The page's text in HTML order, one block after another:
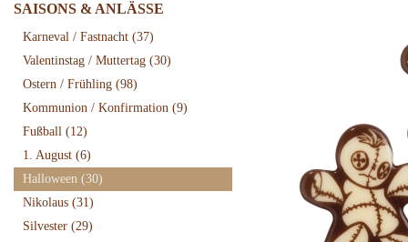
SAISONS & ANLÄSSE
Karneval / Fastnacht (37)
Valentinstag / Muttertag (30)
Ostern / Frühling (98)
Kommunion / Konfirmation (9)
Fußball (12)
1. August (6)
Halloween (30)
Nikolaus (31)
Silvester (29)